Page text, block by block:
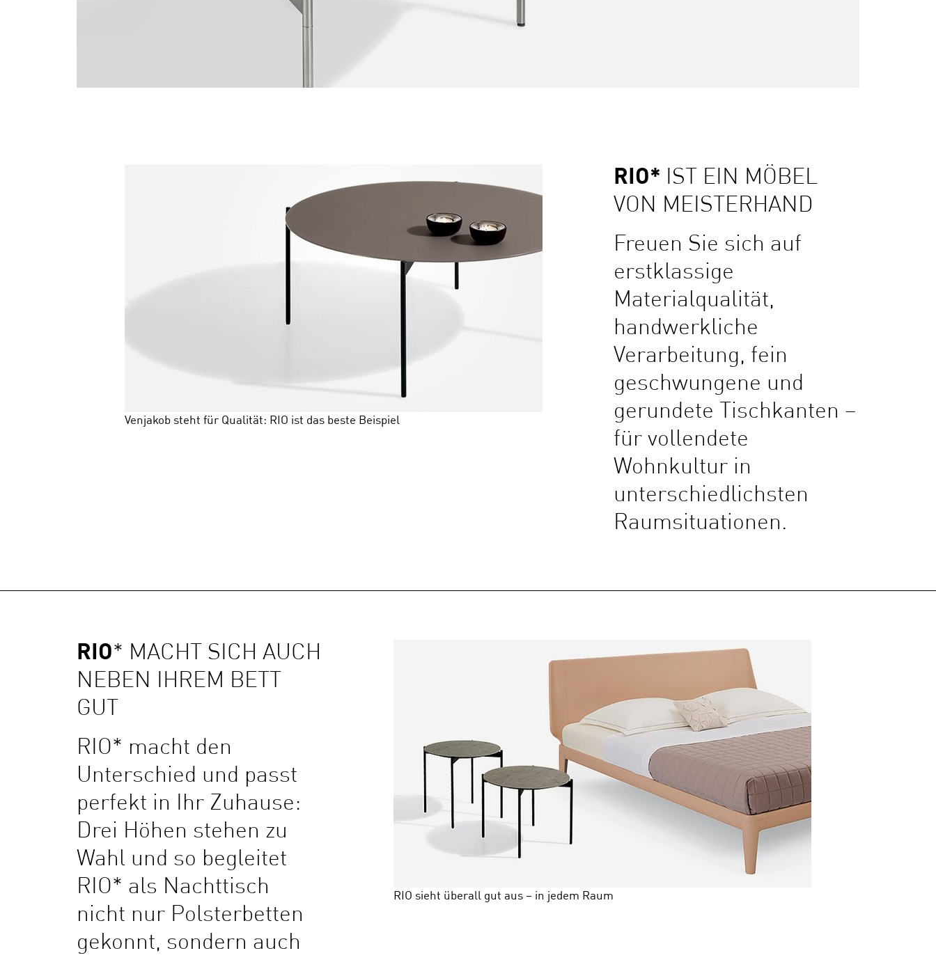
Venjakob steht für Qualität: RIO ist das beste Beispiel
RIO* IST EIN MÖBEL
VON MEISTERHAND
Freuen Sie sich auf
erstklassige
Materialqualität,
handwerkliche
Verarbeitung, fein
geschwungene und
gerundete Tischkanten –
für vollendete
Wohnkultur in
unterschiedlichsten
Raumsituationen.
RIO* MACHT SICH AUCH
NEBEN IHREM BETT
GUT
RIO* macht den
Unterschied und passt
perfekt in Ihr Zuhause:
Drei Höhen stehen zu
Wahl und so begleitet
RIO* als Nachttisch
nicht nur Polsterbetten
gekonnt, sondern auch
RIO sieht überall gut aus – in jedem Raum